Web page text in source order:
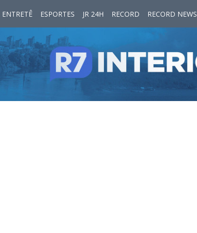
ENTRETÊ ESPORTES JR 24H RECORD RECORD NEWS